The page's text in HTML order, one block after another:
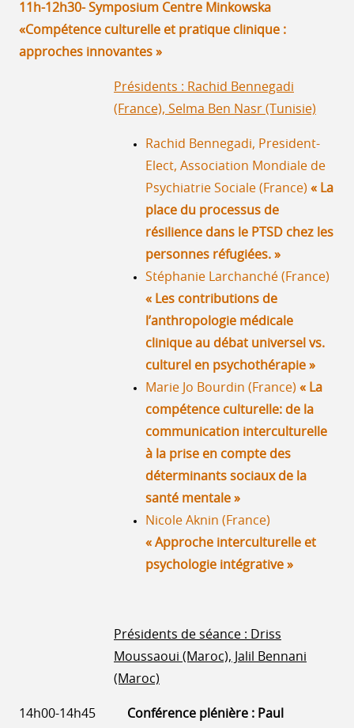
11h-12h30- Symposium Centre Minkowska
«Compétence culturelle et pratique clinique :
approches innovantes »
Présidents : Rachid Bennegadi
(France), Selma Ben Nasr (Tunisie)
Rachid Bennegadi, President-
Elect, Association Mondiale de
Psychiatrie Sociale (France) « La
place du processus de
résilience dans le PTSD chez les
personnes réfugiées. »
Stéphanie Larchanché (France)
« Les contributions de
l’anthropologie médicale
clinique au débat universel vs.
culturel en psychothérapie »
Marie Jo Bourdin (France) « La
compétence culturelle: de la
communication interculturelle
à la prise en compte des
déterminants sociaux de la
santé mentale »
Nicole Aknin (France)
« Approche interculturelle et
psychologie intégrative »
Présidents de séance : Driss
Moussaoui (Maroc), Jalil Bennani
(Maroc)
14h00-14h45
Conférence plénière : Paul